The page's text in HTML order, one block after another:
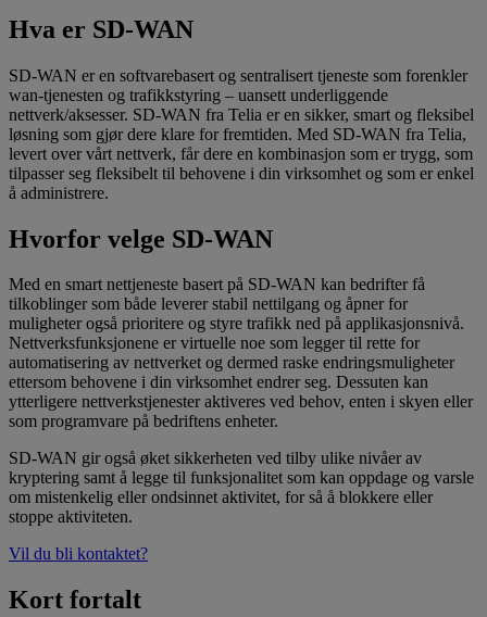
Hva er SD-WAN
SD-WAN er en softvarebasert og sentralisert tjeneste som forenkler
wan-tjenesten og trafikkstyring – uansett underliggende
nettverk/aksesser. SD-WAN fra Telia er en sikker, smart og fleksibel
løsning som gjør dere klare for fremtiden. Med SD-WAN fra Telia,
levert over vårt nettverk, får dere en kombinasjon som er trygg, som
tilpasser seg fleksibelt til behovene i din virksomhet og som er enkel
å administrere.
Hvorfor velge SD-WAN
Med en smart nettjeneste basert på SD-WAN kan bedrifter få
tilkoblinger som både leverer stabil nettilgang og åpner for
muligheter også prioritere og styre trafikk ned på applikasjonsnivå.
Nettverksfunksjonene er virtuelle noe som legger til rette for
automatisering av nettverket og dermed raske endringsmuligheter
ettersom behovene i din virksomhet endrer seg. Dessuten kan
ytterligere nettverkstjenester aktiveres ved behov, enten i skyen eller
som programvare på bedriftens enheter.
SD-WAN gir også øket sikkerheten ved tilby ulike nivåer av
kryptering samt å legge til funksjonalitet som kan oppdage og varsle
om mistenkelig eller ondsinnet aktivitet, for så å blokkere eller
stoppe aktiviteten.
Vil du bli kontaktet?
Kort fortalt